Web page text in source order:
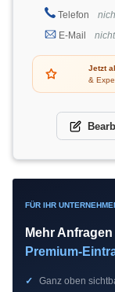
Telefon
E-Mail
Jetzt
&
FÜR IHR
Mehr
Premium-
✓
Ganz oben